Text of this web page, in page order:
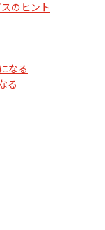
のヒント
なる
る